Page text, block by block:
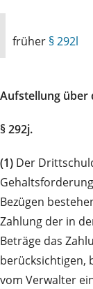
früher § 292l
Aufstellung über
§ 292j.
(1) Der
Bezügen
Zahlung der in
Beträge das
berücksichtigen,
vom Verwalter